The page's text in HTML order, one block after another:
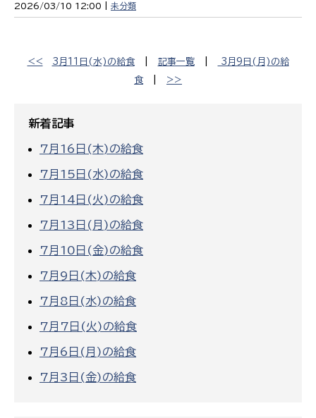
2026/03/10 12:00 | 未分類
<< 3月11日(水)の給食| 記事一覧|
3月9日(月)の給
食
>>
新着記事
7月16日(木)の給食
7月15日(水)の給食
7月14日(火)の給食
7月13日(月)の給食
7月10日(金)の給食
7月9日(木)の給食
7月8日(水)の給食
7月7日(火)の給食
7月6日(月)の給食
7月3日(金)の給食